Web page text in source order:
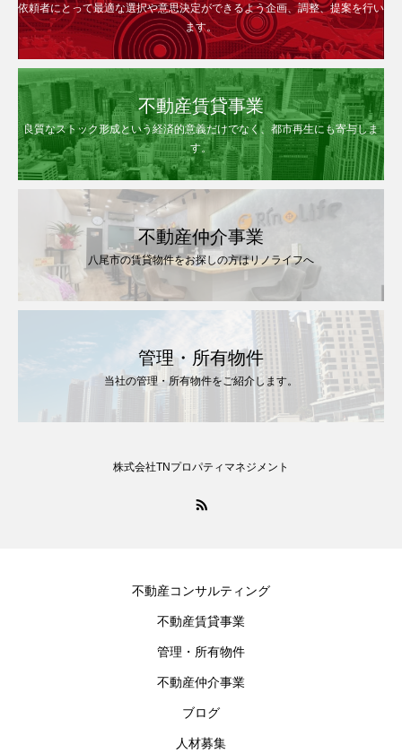
依頼者にとって最適な選択や意思決定ができるよう企画、調整、提案を行い
ます。
不動産賃貸事業
良質なストック形成という経済的意義だけでなく、都市再生にも寄与しま
す。
不動産仲介事業
八尾市の賃貸物件をお探しの方はリノライフへ
管理・所有物件
当社の管理・所有物件をご紹介します。
株式会社TNプロパティマネジメント
不動産コンサルティング
不動産賃貸事業
管理・所有物件
不動産仲介事業
ブログ
人材募集